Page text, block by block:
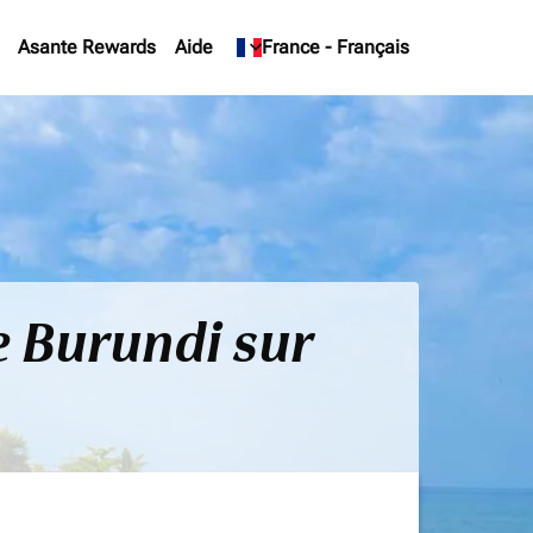
Asante Rewards Aide France - Français
keyboard_arrow_down
Burundi sur